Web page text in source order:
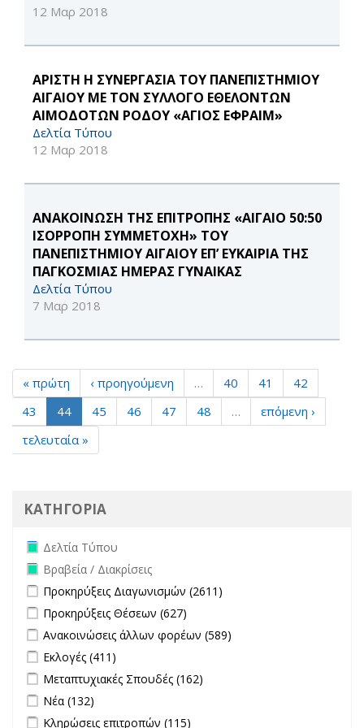
12 Μαρ 2018
ΑΡΙΣΤΗ Η ΣΥΝΕΡΓΑΣΙΑ ΤΟΥ ΠΑΝΕΠΙΣΤΗΜΙΟΥ
ΑΙΓΑΙΟΥ ΜΕ ΤΟΝ ΣΥΛΛΟΓΟ ΕΘΕΛΟΝΤΩΝ
ΑΙΜΟΔΟΤΩΝ ΡΟΔΟΥ «ΑΓΙΟΣ ΕΦΡΑΙΜ»
Δελτία Τύπου
12 Μαρ 2018
ΑΝΑΚΟΙΝΩΣΗ ΤΗΣ ΕΠΙΤΡΟΠΗΣ «ΑΙΓΑΙΟ 50:50
ΙΣΟΡΡΟΠΗ ΣΥΜΜΕΤΟΧΗ» ΤΟΥ
ΠΑΝΕΠΙΣΤΗΜΙΟΥ ΑΙΓΑΙΟΥ ΕΠ’ ΕΥΚΑΙΡΙΑ ΤΗΣ
ΠΑΓΚΟΣΜΙΑΣ ΗΜΕΡΑΣ ΓΥΝΑΙΚΑΣ
Δελτία Τύπου
7 Μαρ 2018
« πρώτη ‹ προηγούμενη … 40 41
42
43
44 45 46 47 48 …
επόμενη ›
τελευταία »
ΚΑΤΗΓΟΡΙΑ
Remove Δελτία Τύπου filter
Δελτία Τύπου
Remove Βραβεία / Διακρίσεις filter
Βραβεία / Διακρίσεις
Apply Προκηρύξεις Διαγωνισμών filter
Προκηρύξεις Διαγωνισμών (2611)
Apply Προκηρύξεις Θέσεων filter
Προκηρύξεις Θέσεων (627)
Apply Ανακοινώσεις άλλων φορέων filter
Ανακοινώσεις άλλων φορέων (589)
Apply Εκλογές filter
Εκλογές (411)
Apply Μεταπτυχιακές Σπουδές filter
Μεταπτυχιακές Σπουδές (162)
Apply Νέα filter
Νέα (132)
Apply Κληρώσεις επιτροπών filter
Κληρώσεις επιτροπών (115)